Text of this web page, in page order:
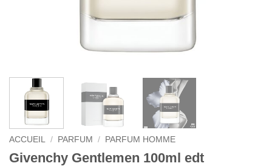
ACCUEIL / PARFUM / PARFUM HOMME
Givenchy Gentlemen 100ml edt